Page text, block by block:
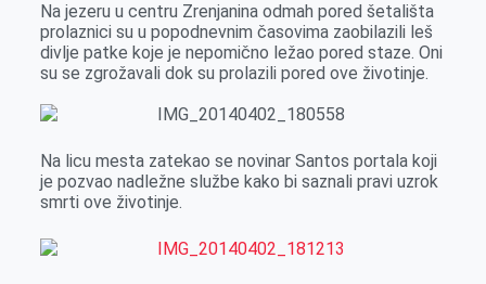
r
n
A
p
p
i
l
Na jezeru u centru Zrenjanina odmah pored šetališta
prolaznici su u popodnevnim časovima zaobilazili leš
divlje patke koje je nepomično ležao pored staze. Oni
su se zgrožavali dok su prolazili pored ove životinje.
Na licu mesta zatekao se novinar Santos portala koji
je pozvao nadležne službe kako bi saznali pravi uzrok
smrti ove životinje.